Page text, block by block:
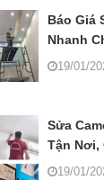
Báo Giá
Nhanh
19/01/
Sửa
Tận Nơi,
19/01/